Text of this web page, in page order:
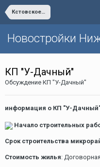
Кстовское направление
Новостройки
КП "У-Дачный"
Обсуждение КП "У-Дачный"
информация о КП "У-
Начало строительных
Срок строительства
Стоимость жилья: Договорная